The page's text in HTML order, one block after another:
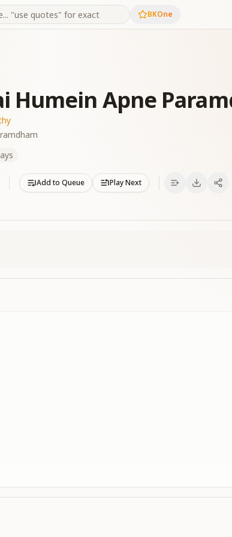
BKOne
Humein Apne
Add to Queue Play Next